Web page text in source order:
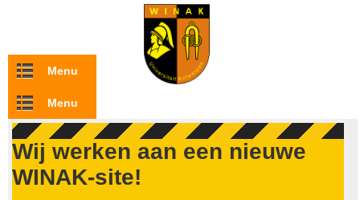
Overslaan en naar de inhoud gaan
Menu
Menu
Wij werken aan een nieuwe
WINAK-site!